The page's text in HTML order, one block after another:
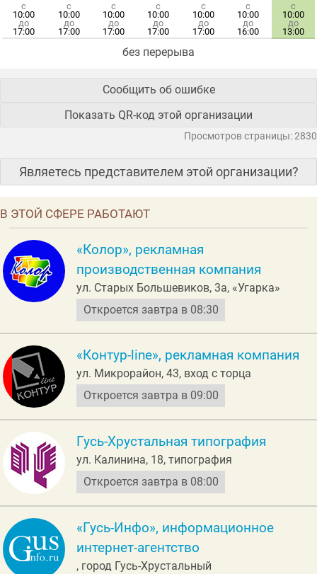
с
10:00
до
17:00
с
10:00
до
17:00
с
10:00
до
17:00
с
10:00
до
17:00
с
10:00
до
17:00
с
10:00
до
16:00
с
10:00
до
13:00
без перерыва
Сообщить об ошибке
Показать QR-код этой организации
Просмотров страницы: 2830
Являетесь представителем этой организации?
В ЭТОЙ СФЕРЕ РАБОТАЮТ
«Колор», рекламная
производственная компания
ул. Старых Большевиков, 3а, «Угарка»
Откроется завтра в 08:30
«Контур-line», рекламная компания
ул. Микрорайон, 43, вход с торца
Откроется завтра в 09:00
Гусь-Хрустальная типография
ул. Калинина, 18, типография
Откроется завтра в 08:00
«Гусь-Инфо», информационное
интернет-агентство
, город Гусь-Хрустальный